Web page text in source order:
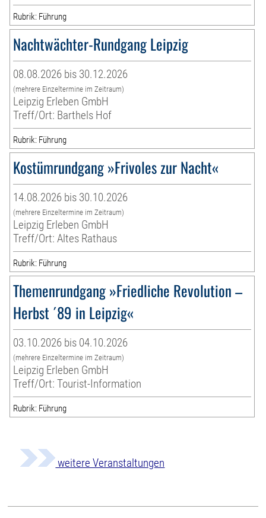
Rubrik: Führung
Nachtwächter-Rundgang Leipzig
08.08.2026 bis 30.12.2026
(mehrere Einzeltermine im Zeitraum)
Leipzig Erleben GmbH
Treff/Ort: Barthels Hof
Rubrik: Führung
Kostümrundgang »Frivoles zur Nacht«
14.08.2026 bis 30.10.2026
(mehrere Einzeltermine im Zeitraum)
Leipzig Erleben GmbH
Treff/Ort: Altes Rathaus
Rubrik: Führung
Themenrundgang »Friedliche Revolution –
Herbst ´89 in Leipzig«
03.10.2026 bis 04.10.2026
(mehrere Einzeltermine im Zeitraum)
Leipzig Erleben GmbH
Treff/Ort: Tourist-Information
Rubrik: Führung
weitere Veranstaltungen